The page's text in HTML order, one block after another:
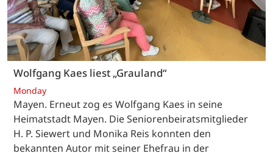
Wolfgang Kaes liest „Grauland“
Monday
Mayen. Erneut zog es Wolfgang Kaes in seine
Heimatstadt Mayen. Die Seniorenbeiratsmitglieder
H. P. Siewert und Monika Reis konnten den
bekannten Autor mit seiner Ehefrau in der